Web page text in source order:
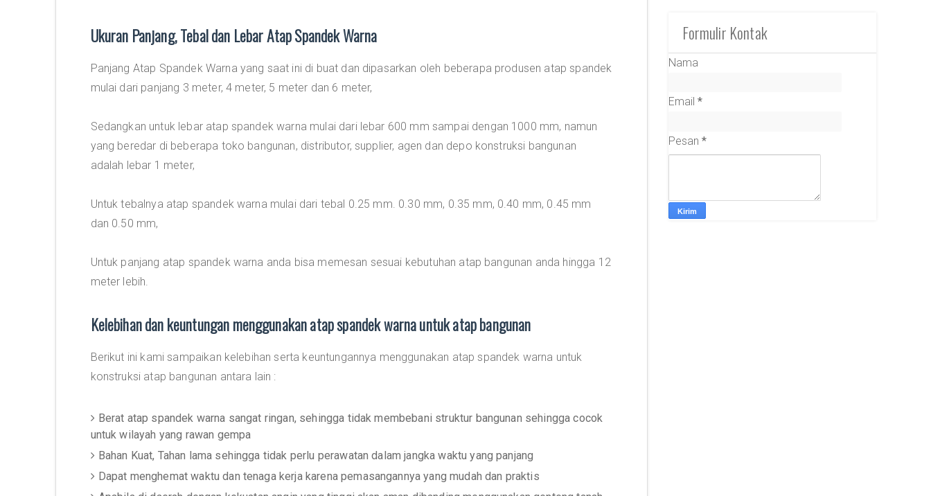
Ukuran Panjang, Tebal dan Lebar Atap Spandek Warna
Panjang Atap Spandek Warna yang saat ini di buat dan dipasarkan oleh beberapa produsen atap spandek
mulai dari panjang 3 meter, 4 meter, 5 meter dan 6 meter,
Sedangkan untuk lebar atap spandek warna mulai dari lebar 600 mm sampai dengan 1000 mm, namun
yang beredar di beberapa toko bangunan, distributor, supplier, agen dan depo konstruksi bangunan
adalah lebar 1 meter,
Untuk tebalnya atap spandek warna mulai dari tebal 0.25 mm. 0.30 mm, 0.35 mm, 0.40 mm, 0.45 mm
dan 0.50 mm,
Untuk panjang atap spandek warna anda bisa memesan sesuai kebutuhan atap bangunan anda hingga 12
meter lebih.
Kelebihan dan keuntungan menggunakan atap spandek warna untuk atap bangunan
Berikut ini kami sampaikan kelebihan serta keuntungannya menggunakan atap spandek warna untuk
konstruksi atap bangunan antara lain :
Berat atap spandek warna sangat ringan, sehingga tidak membebani struktur bangunan sehingga cocok
untuk wilayah yang rawan gempa
Bahan Kuat, Tahan lama sehingga tidak perlu perawatan dalam jangka waktu yang panjang
Dapat menghemat waktu dan tenaga kerja karena pemasangannya yang mudah dan praktis
Formulir Kontak
Nama
Email*
Pesan*